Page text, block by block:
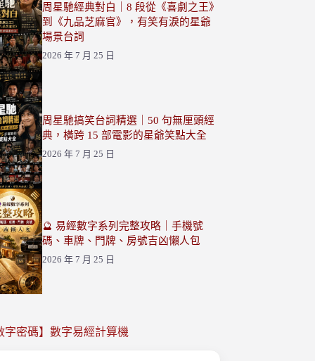
周星馳經典對白｜8 段從《喜劇之王》
到《九品芝麻官》，有笑有淚的星爺
場景台詞
2026 年 7 月 25 日
周星馳搞笑台詞精選｜50 句無厘頭經
典，橫跨 15 部電影的星爺笑點大全
2026 年 7 月 25 日
🔮 易經數字系列完整攻略｜手機號
碼、車牌、門牌、房號吉凶懶人包
2026 年 7 月 25 日
字密碼】數字易經計算機